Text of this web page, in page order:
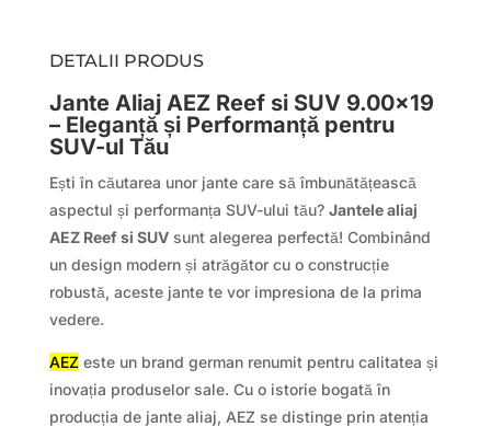
DETALII PRODUS
Jante Aliaj AEZ Reef si SUV 9.00×19
– Eleganță și Performanță pentru
SUV-ul Tău
Ești în căutarea unor jante care să îmbunătățească
aspectul și performanța SUV-ului tău? Jantele aliaj
AEZ Reef si SUVsunt alegerea perfectă! Combinând
un design modern și atrăgător cu o construcție
robustă, aceste jante te vor impresiona de la prima
vedere.
AEZeste un brand german renumit pentru calitatea și
inovația produselor sale. Cu o istorie bogată în
producția de jante aliaj, AEZ se distinge prin atenția